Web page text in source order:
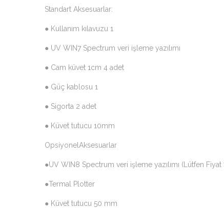
Standart Aksesuarlar:
● Kullanım kılavuzu 1
● UV WIN7 Spectrum veri işleme yazılımı
● Cam küvet 1cm 4 adet
● Güç kablosu 1
● Sigorta 2 adet
● Küvet tutucu 10mm
OpsiyonelAksesuarlar
●UV WIN8 Spectrum veri işleme yazılımı (Lütfen Fiyat
●Termal Plotter
● Küvet tutucu 50 mm